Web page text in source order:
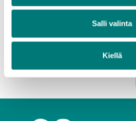
Salli valinta
Kiellä
yhä useampia eri jätelajeja.
tietäisivät, mihin jokainen jäte
mielellämme.